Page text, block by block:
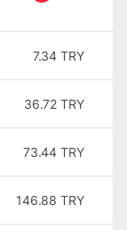
7.34 TRY
36.72 TRY
73.44 TRY
146.88 TRY